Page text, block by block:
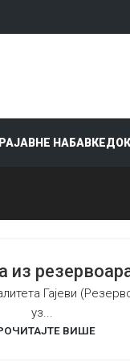
ЈАВНЕ НАБАВКЕ
Гајеви
уз...
ВИШЕ